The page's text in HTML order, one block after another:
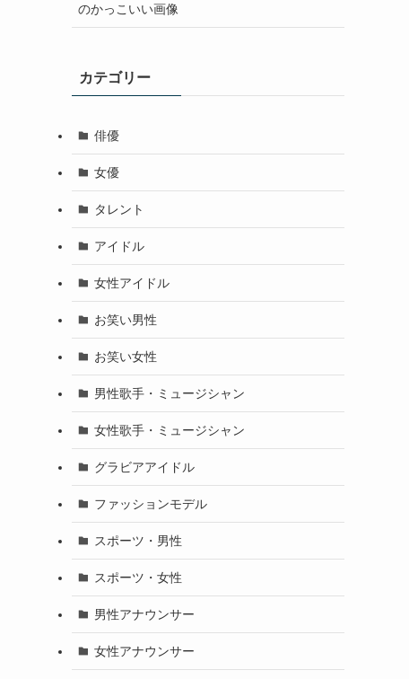
のかっこいい画像
カテゴリー
俳優
女優
タレント
アイドル
女性アイドル
お笑い男性
お笑い女性
男性歌手・ミュージシャン
女性歌手・ミュージシャン
グラビアアイドル
ファッションモデル
スポーツ・男性
スポーツ・女性
男性アナウンサー
女性アナウンサー